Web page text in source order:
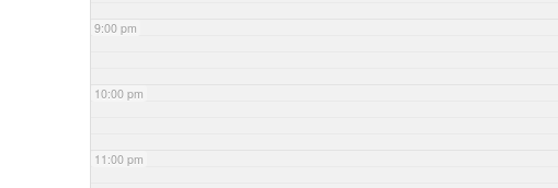
9:00 pm
10:00 pm
11:00 pm